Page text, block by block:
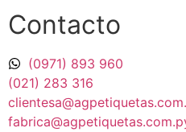
Contacto
(0971) 893 960
(021) 283 316